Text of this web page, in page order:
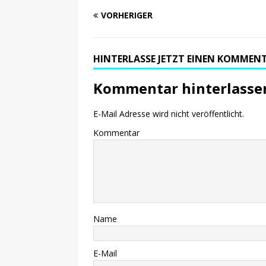
VORHERIGER
HINTERLASSE JETZT EINEN
Kommentar
E-Mail Adresse wird nicht veröffentlicht.
Kommentar
Name
E-Mail